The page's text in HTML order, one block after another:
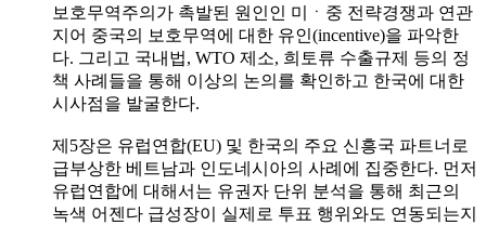
보호무역주의가 촉발된 원인인 미ㆍ중 전략경쟁과 연관
지어 중국의 보호무역에 대한 유인(incentive)을 파악한
다. 그리고 국내법, WTO 제소, 희토류 수출규제 등의 정
책 사례들을 통해 이상의 논의를 확인하고 한국에 대한
시사점을 발굴한다.
제5장은 유럽연합(EU) 및 한국의 주요 신흥국 파트너로
급부상한 베트남과 인도네시아의 사례에 집중한다. 먼저
유럽연합에 대해서는 유권자 단위 분석을 통해 최근의
녹색 어젠다 급성장이 실제로 투표 행위와도 연동되는지